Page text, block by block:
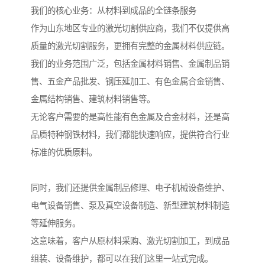
我们的核心业务：从材料到成品的全链条服务
作为山东地区专业的激光切割供应商，我们不仅提供高
质量的激光切割服务，更拥有完整的金属材料供应链。
我们的业务范围广泛，包括金属材料销售、金属制品销
售、五金产品批发、钢压延加工、有色金属合金销售、
金属结构销售、建筑材料销售等。
无论客户需要的是高性能有色金属及合金材料，还是高
品质特种钢铁材料，我们都能快速响应，提供符合行业
标准的优质原料。
同时，我们还提供金属制品修理、电子机械设备维护、
电气设备销售、泵及真空设备制造、新型建筑材料制造
等延伸服务。
这意味着，客户从原材料采购、激光切割加工，到成品
组装、设备维护，都可以在我们这里一站式完成。